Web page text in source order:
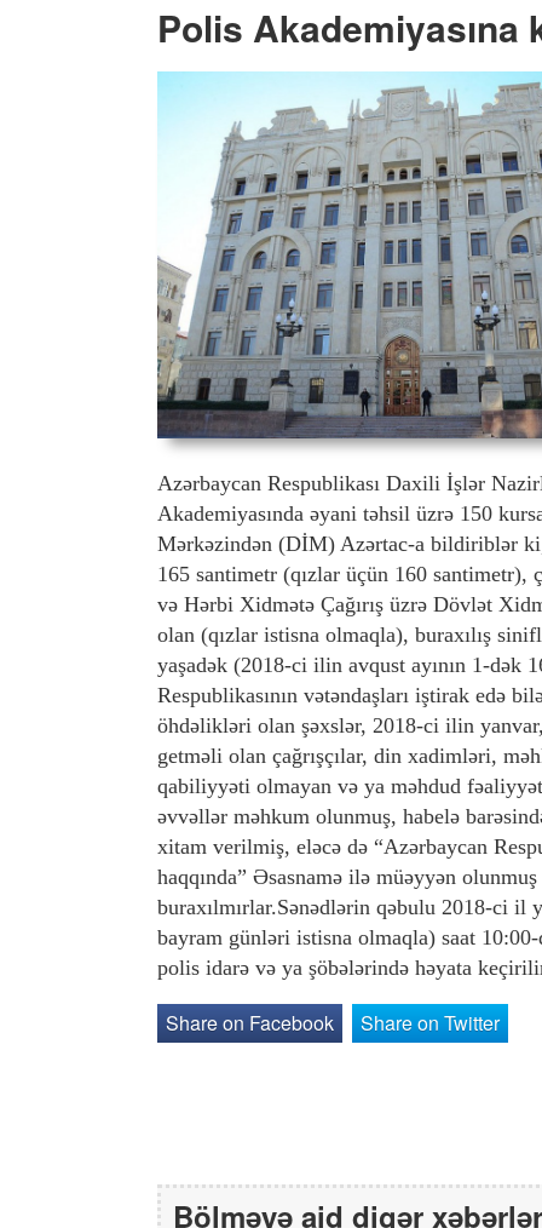
Polis Akademiyasına
Azərbaycan Respublikası Daxili İşlər
Akademiyasında əyani təhsil üzrə 150
Mərkəzindən (DİM) Azərtac-a bildiriblər
165 santimetr (qızlar üçün 160 santimetr),
və Hərbi Xidmətə Çağırış üzrə Dövlət
olan (qızlar istisna olmaqla), buraxılış
yaşadək (2018-ci ilin avqust ayının 1-dək
Respublikasının vətəndaşları iştirak edə
öhdəlikləri olan şəxslər, 2018-ci ilin
getməli olan çağrışçılar, din xadimləri,
qabiliyyəti olmayan və ya məhdud
əvvəllər məhkum olunmuş, habelə
xitam verilmiş, eləcə də “Azərbaycan
haqqında” Əsasnamə ilə müəyyən
buraxılmırlar.Sənədlərin qəbulu 2018-ci il
bayram günləri istisna olmaqla) saat
polis idarə və ya şöbələrində həyata
Share on Facebook Share on Twitter
Bölməyə aid digər xəbərlər